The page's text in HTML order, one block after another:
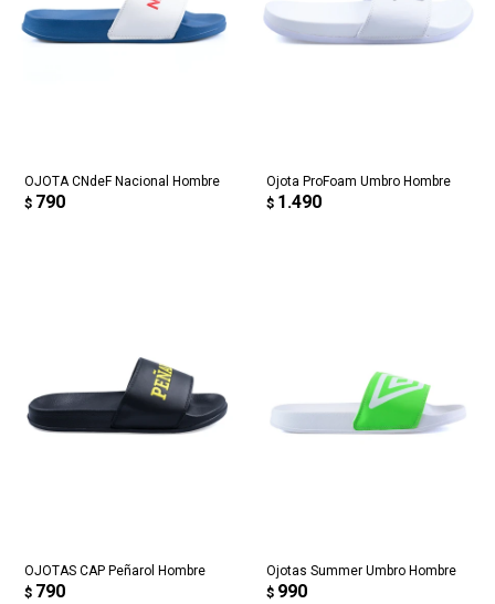
OJOTA CNdeF Nacional Hombre
$ 790
Ojota ProFoam Umbro Hombre
$ 1.490
OJOTAS CAP Peñarol Hombre
$ 790
Ojotas Summer Umbro Hombre
$ 990